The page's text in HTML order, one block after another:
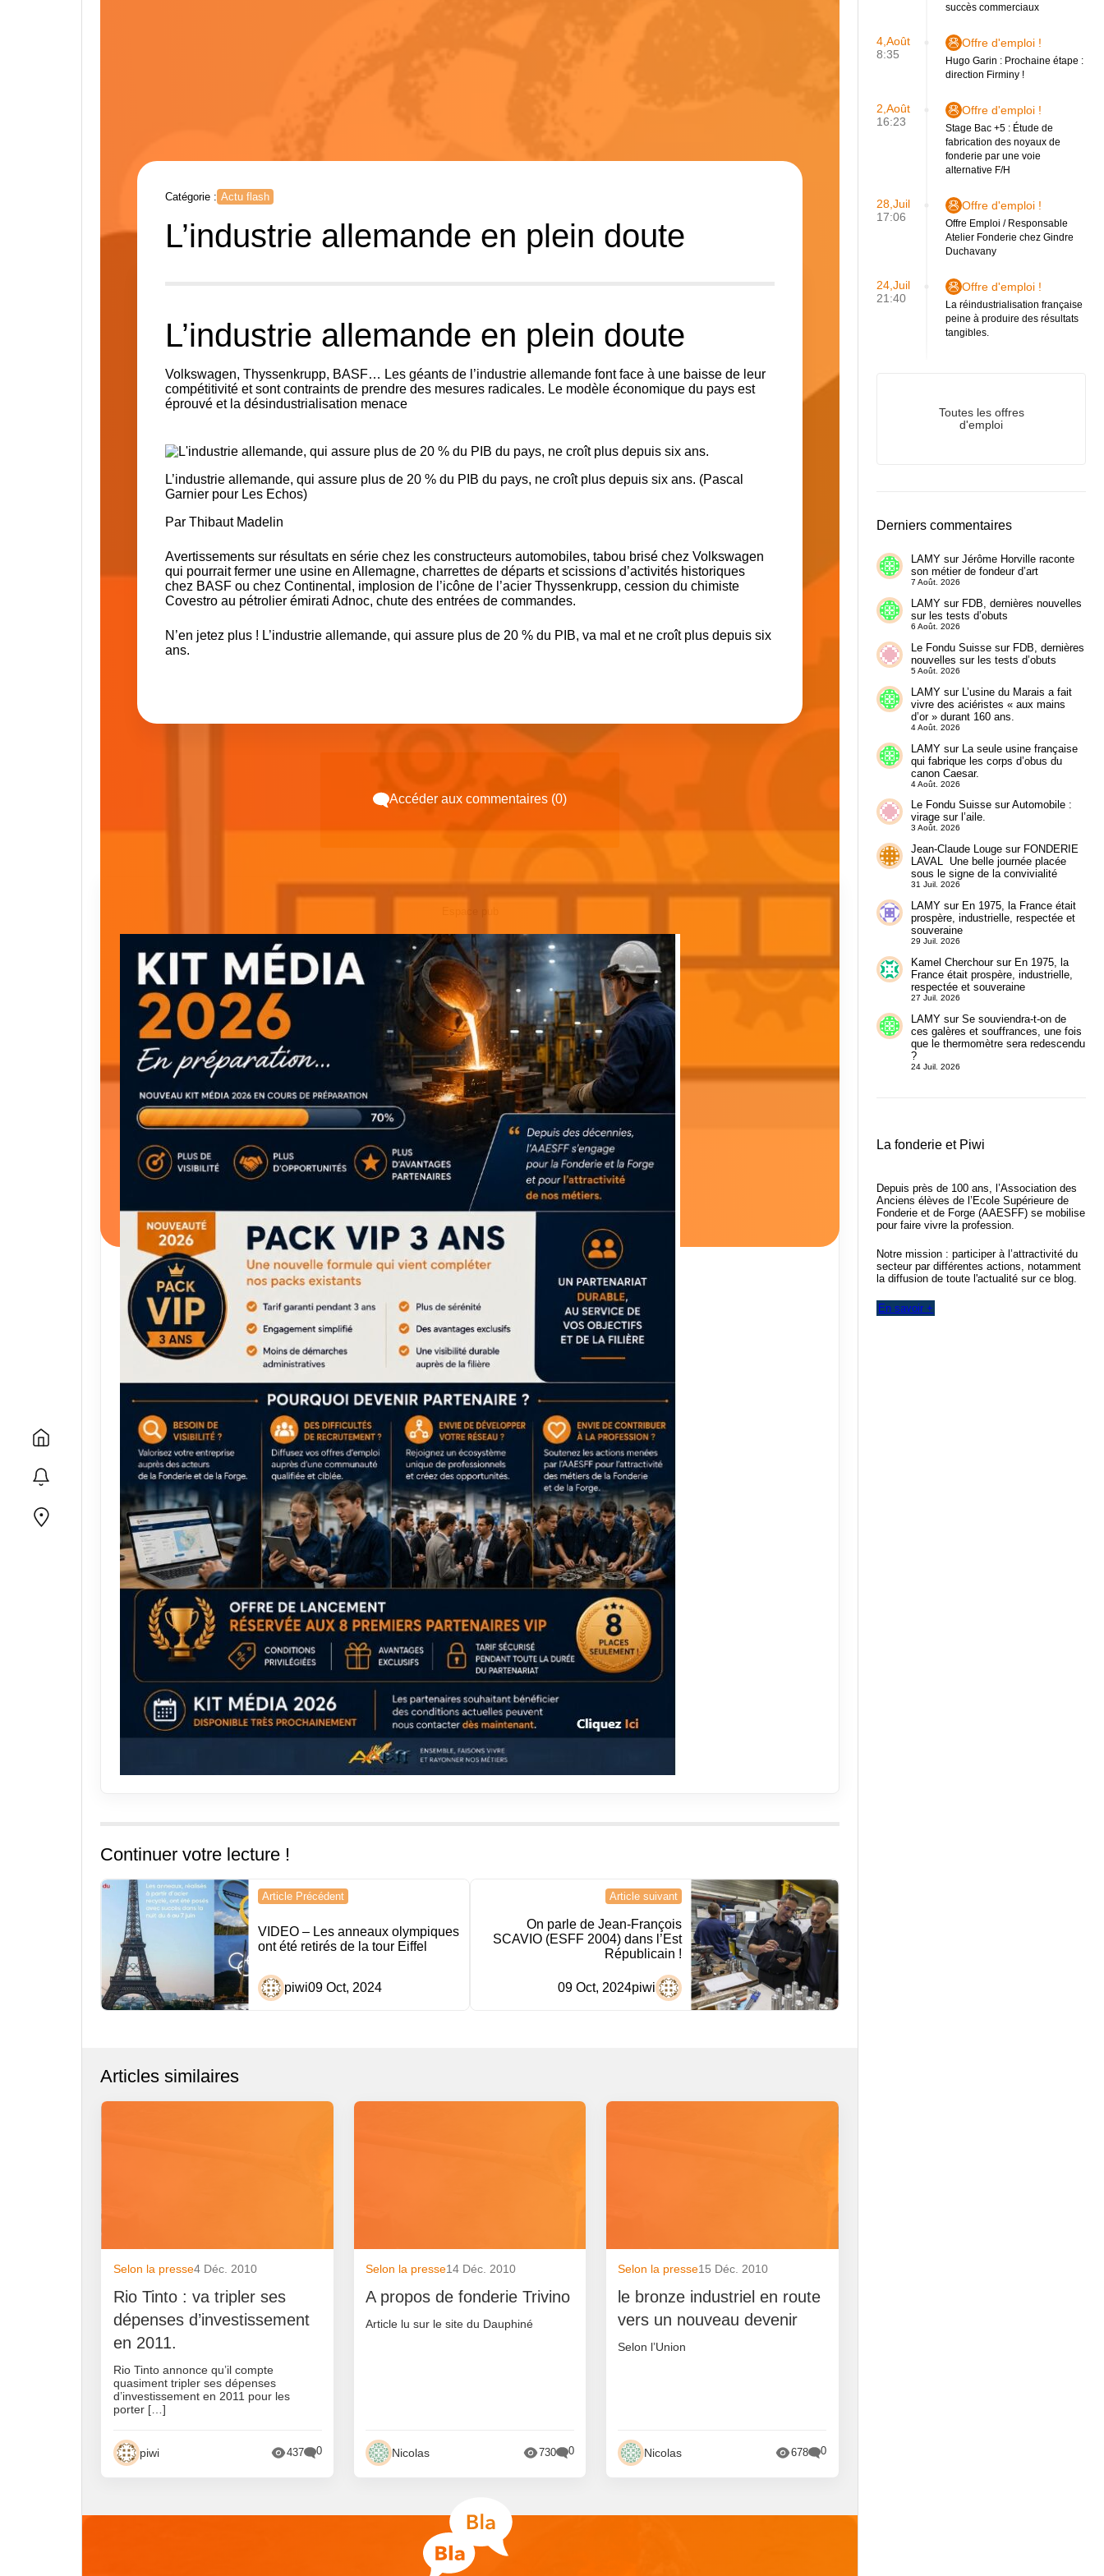
Catégorie : Actu flash
L’industrie allemande en plein doute
L’industrie allemande en plein doute
Volkswagen, Thyssenkrupp, BASF… Les géants de l’industrie allemande font face à une baisse de leur
compétitivité et sont contraints de prendre des mesures radicales. Le modèle économique du pays est
éprouvé et la désindustrialisation menace
L’industrie allemande, qui assure plus de 20 % du PIB du pays, ne croît plus depuis six ans. (Pascal
Garnier pour Les Echos)
Par Thibaut Madelin
Avertissements sur résultats en série chez les constructeurs automobiles, tabou brisé chez Volkswagen
qui pourrait fermer une usine en Allemagne, charrettes de départs et scissions d’activités historiques
chez BASFou chez Continental , implosion de l’icône del’acier Thyssenkrupp, cession du chimiste
Covestroau pétrolier émirati Adnoc, chute des entrées de commandes.
N’en jetez plus ! L’industrie allemande, qui assure plus de 20 % du PIB, va mal et ne croît plus depuis six
ans.
Accéder aux commentaires (0)
Continuer votre lecture !
Navigation
de
l’article
Article Précédent
VIDEO – Les anneaux olympiques
ont été retirés de la tour Eiffel
piwi09 Oct, 2024
Article suivant
On parle de Jean-François
SCAVIO (ESFF 2004) dans l’Est
Républicain !
piwi
09 Oct, 2024
Articles similaires
Selon la presse4 Déc. 2010
Rio Tinto : va tripler ses
dépenses d’investissement
en 2011.
Rio Tinto annonce qu’il compte
quasiment tripler ses dépenses
d’investissement en 2011 pour les
porter […]
piwi 437 0
Selon la presse14 Déc. 2010
A propos de fonderie Trivino
Article lu sur le site du Dauphiné
Nicolas 730 0
Selon la presse15 Déc. 2010
le bronze industriel en route
vers un nouveau devenir
Selon l’Union
Nicolas 678 0
succès commerciaux
4,Août
8:35
Offre d'emploi !
Hugo Garin : Prochaine étape :
direction Firminy !
2,Août
16:23
Offre d'emploi !
Stage Bac +5 : Étude de
fabrication des noyaux de
fonderie par une voie
alternative F/H
28,Juil
17:06
Offre d'emploi !
Offre Emploi / Responsable
Atelier Fonderie chez Gindre
Duchavany
24,Juil
21:40
Offre d'emploi !
La réindustrialisation française
peine à produire des résultats
tangibles.
Toutes les offres
d'emploi
Derniers commentaires
LAMYsur Jérôme Horville raconte
son métier de fondeur d’art
7 Août. 2026
LAMYsur FDB, dernières nouvelles
sur les tests d’obuts
6 Août. 2026
Le Fondu Suissesur FDB, dernières
nouvelles sur les tests d’obuts
5 Août. 2026
LAMYsur L’usine du Marais a fait
vivre des aciéristes « aux mains
d’or » durant 160 ans.
4 Août. 2026
LAMYsur La seule usine française
qui fabrique les corps d’obus du
canon Caesar.
4 Août. 2026
Le Fondu SuissesurAutomobile :
virage sur l’aile.
3 Août. 2026
Jean-Claude Lougesur FONDERIE
LAVAL Une belle journée placée
sous le signe de la convivialité
31 Juil. 2026
LAMYsur En 1975, la France était
prospère, industrielle, respectée et
souveraine
29 Juil. 2026
Kamel Cherchoursur En 1975, la
France était prospère, industrielle,
respectée et souveraine
27 Juil. 2026
LAMYsur Se souviendra-t-on de
ces galères et souffrances, une fois
que le thermomètre sera redescendu
?
24 Juil. 2026
La fonderie et Piwi
Depuis près de 100 ans, l’Association des
Anciens élèves de l’Ecole Supérieure de
Fonderie et de Forge (AAESFF) se mobilise
pour faire vivre la profession.
Notre mission : participer à l’attractivité du
secteur par différentes actions, notamment
la diffusion de toute l'actualité sur ce blog.
En savoir +